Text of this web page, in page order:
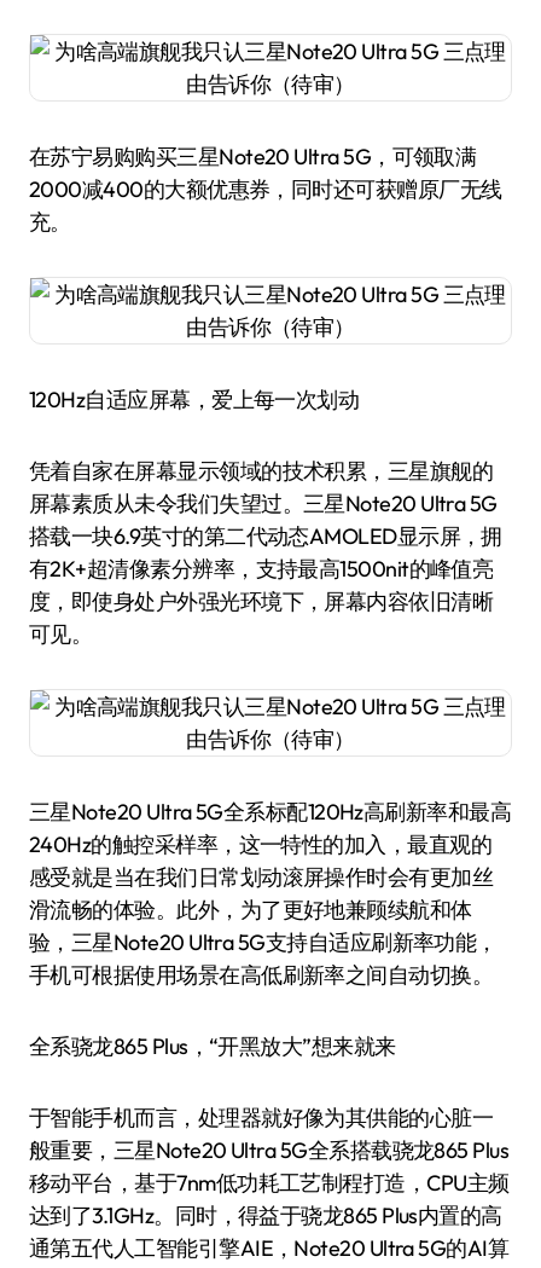
在苏宁易购购买三星Note20 Ultra 5G，可领取满
2000减400的大额优惠券，同时还可获赠原厂无线
充。
120Hz自适应屏幕，爱上每一次划动
凭着自家在屏幕显示领域的技术积累，三星旗舰的
屏幕素质从未令我们失望过。三星Note20 Ultra 5G
搭载一块6.9英寸的第二代动态AMOLED显示屏，拥
有2K+超清像素分辨率，支持最高1500nit的峰值亮
度，即使身处户外强光环境下，屏幕内容依旧清晰
可见。
三星Note20 Ultra 5G全系标配120Hz高刷新率和最高
240Hz的触控采样率，这一特性的加入，最直观的
感受就是当在我们日常划动滚屏操作时会有更加丝
滑流畅的体验。此外，为了更好地兼顾续航和体
验，三星Note20 Ultra 5G支持自适应刷新率功能，
手机可根据使用场景在高低刷新率之间自动切换。
全系骁龙865 Plus，“开黑放大”想来就来
于智能手机而言，处理器就好像为其供能的心脏一
般重要，三星Note20 Ultra 5G全系搭载骁龙865 Plus
移动平台，基于7nm低功耗工艺制程打造，CPU主频
达到了3.1GHz。同时，得益于骁龙865 Plus内置的高
通第五代人工智能引擎AIE，Note20 Ultra 5G的AI算